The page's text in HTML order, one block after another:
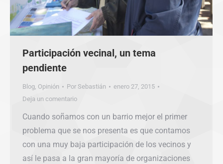
Participación vecinal, un tema
pendiente
Blog, Opinión Por Sebastián
enero 27, 2015
Deja un comentario
Cuando soñamos con un barrio mejor el primer
problema que se nos presenta es que contamos
con una muy baja participación de los vecinos y
así le pasa a la gran mayoría de organizaciones